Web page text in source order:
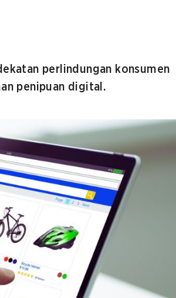
perlindungan konsumen
penipuan digital.